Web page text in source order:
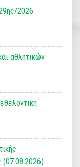
2026
αθλητικών
(07.08.2026)